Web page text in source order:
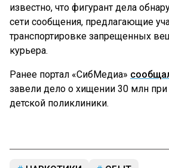
известно, что фигурант дела
сети сообщения, предлагающие
транспортировке запрещенных
курьера.
Ранее портал «СибМедиа»
завели дело о хищении 30 млн при
детской поликлиники.